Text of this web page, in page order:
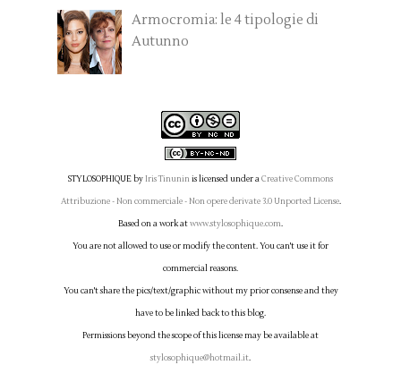
Armocromia: le 4 tipologie di
Autunno
STYLOSOPHIQUEbyIris Tinuninis licensed under aCreative Commons
Attribuzione - Non commerciale - Non opere derivate 3.0 Unported License.
Based on a work atwww.stylosophique.com.
You are not allowed to use or modify the content. You can't use it for
commercial reasons.
You can't share the pics/text/graphic without my prior consense and they
have to be linked back to this blog.
Permissions beyond the scope of this license may be available at
stylosophique@hotmail.it.